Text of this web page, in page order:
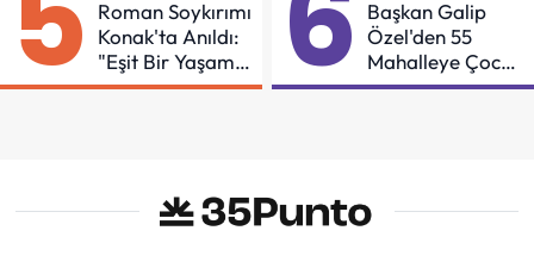
Roman Soykırımı
Konak'ta Anıldı:
"Eşit Bir Yaşam
İçin Mücadeleyi
Başkan Galip
Özel'den 55
Mahalleye Çocuk
Şenliği